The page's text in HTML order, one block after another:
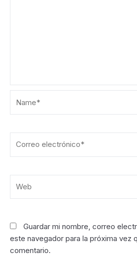
electrónico*
Guardar mi nombre, correo
este navegador para la próxima vez
comentario.